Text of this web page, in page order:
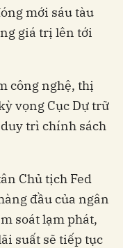
mới sáu tàu
giá trị lên tới
công nghệ, thị
vọng Cục Dự trữ
trì chính sách
Chủ tịch Fed
đầu của ngân
soát lạm phát,
suất sẽ tiếp tục